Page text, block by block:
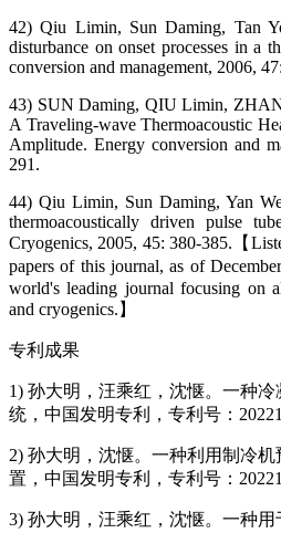
42) Qiu Limin, Sun Daming, Tan
disturbance on onset processes in a
conversion and management, 2006,
43) SUN Daming, QIU Limin,
A Traveling-wave Thermoacoustic
Amplitude. Energy conversion and
291.
44) Qiu Limin, Sun Daming, Yan
thermoacoustically driven pulse
Cryogenics, 2005, 45: 380-385.【
papers of this journal, as of
world's leading journal focusing on
and cryogenics.】
专利成果
1) 孙大明，汪乘红，沈惬。一种
统，中国发明专利，专利号：
2) 孙大明，沈惬。一种利用制冷
置，中国发明专利，专利号：
3) 孙大明，汪乘红，沈惬。一种